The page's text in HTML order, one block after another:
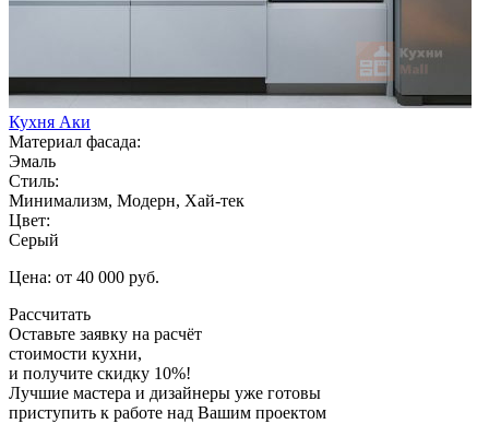
Кухня Аки
Материал фасада:
Эмаль
Стиль:
Минимализм, Модерн, Хай-тек
Цвет:
Серый
Цена: от 40 000 руб.
Рассчитать
Оставьте заявку на расчёт
стоимости кухни,
и получите скидку 10%!
Лучшие мастера и дизайнеры уже готовы
приступить к работе над Вашим проектом